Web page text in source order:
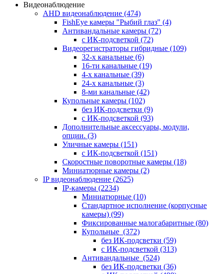
Видеонаблюдение
AHD видеонаблюдение (474)
FishEye камеры "Рыбий глаз" (4)
Антивандальные камеры (72)
с ИК-подсветкой (72)
Видеорегистраторы гибридные (109)
32-х канальные (6)
16-ти канальные (19)
4-х канальные (39)
24-х канальные (3)
8-ми канальные (42)
Купольные камеры (102)
без ИК-подсветки (9)
с ИК-подсветкой (93)
Дополнительные аксессуары, модули,
опции. (3)
Уличные камеры (151)
с ИК-подсветкой (151)
Скоростные поворотные камеры (18)
Миниатюрные камеры (2)
IP видеонаблюдение (2625)
IP-камеры (2234)
Миниатюрные (10)
Стандартное исполнение (корпусные
камеры) (99)
Фиксированные малогабаритные (80)
Купольные (372)
без ИК-подсветки (59)
с ИК-подсветкой (313)
Антивандальные (524)
без ИК-подсветки (36)